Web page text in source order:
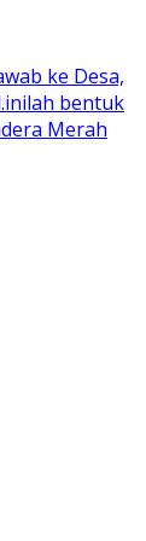
ke Desa,
bentuk
Merah